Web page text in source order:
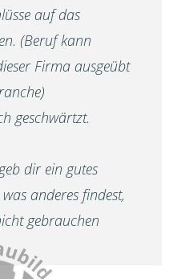
auf das
(Beruf kann
Firma ausgeübt
geschwärtzt.
dir ein gutes
anderes findest,
gebrauchen